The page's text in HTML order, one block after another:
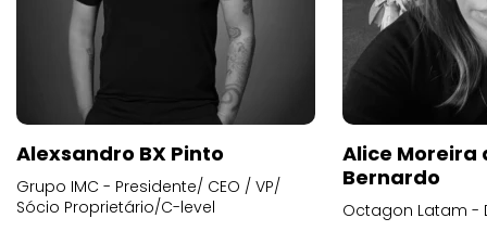
Alexsandro BX Pinto
Grupo IMC - Presidente/ CEO / VP/
Sócio Proprietário/C-level
Alice
Bernardo
Octagon Latam -